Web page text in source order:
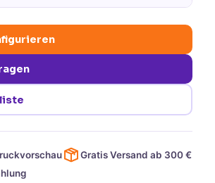
Gratis Versand ab 300€